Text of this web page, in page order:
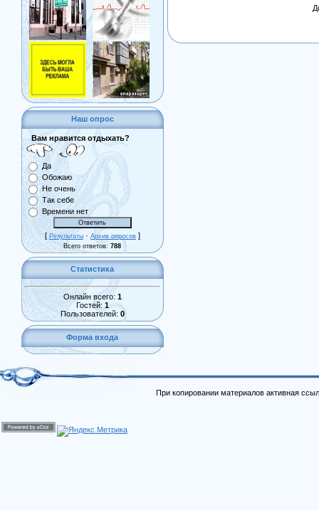
Наш опрос
Вам нравится отдыхать?
Да
Обожаю
Не очень
Так себе
Времени нет
[ Результаты · Архив опросов ]
Всего ответов:788
Статистика
Онлайн всего: 1
Гостей: 1
Пользователей: 0
Форма входа
При копировании материалов активная